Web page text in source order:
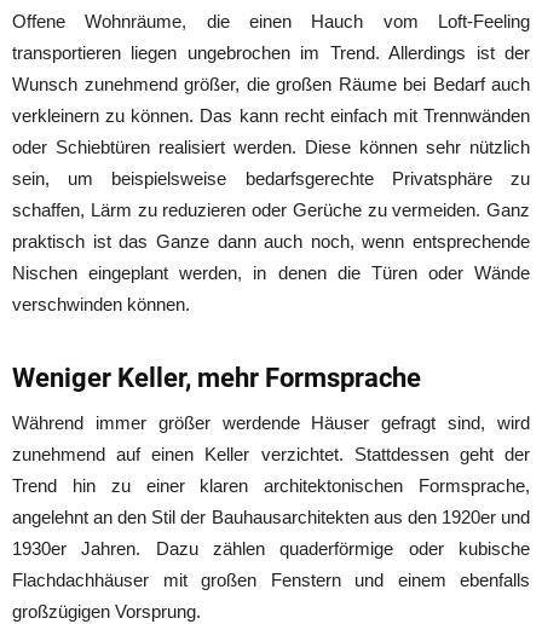
Offene Wohnräume, die einen Hauch vom Loft-Feeling
transportieren liegen ungebrochen im Trend. Allerdings ist der
Wunsch zunehmend größer, die großen Räume bei Bedarf auch
verkleinern zu können. Das kann recht einfach mit Trennwänden
oder Schiebtüren realisiert werden. Diese können sehr nützlich
sein, um beispielsweise bedarfsgerechte Privatsphäre zu
schaffen, Lärm zu reduzieren oder Gerüche zu vermeiden. Ganz
praktisch ist das Ganze dann auch noch, wenn entsprechende
Nischen eingeplant werden, in denen die Türen oder Wände
verschwinden können.
Weniger Keller, mehr Formsprache
Während immer größer werdende Häuser gefragt sind, wird
zunehmend auf einen Keller verzichtet. Stattdessen geht der
Trend hin zu einer klaren architektonischen Formsprache,
angelehnt an den Stil der Bauhausarchitekten aus den 1920er und
1930er Jahren. Dazu zählen quaderförmige oder kubische
Flachdachhäuser mit großen Fenstern und einem ebenfalls
großzügigen Vorsprung.